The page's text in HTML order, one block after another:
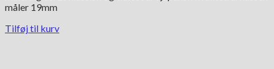
måler 19mm
Tilføj til kurv